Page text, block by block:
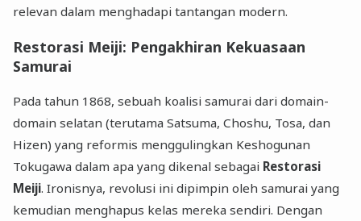
relevan dalam menghadapi tantangan modern.
Restorasi Meiji: Pengakhiran Kekuasaan
Samurai
Pada tahun 1868, sebuah koalisi samurai dari domain-
domain selatan (terutama Satsuma, Choshu, Tosa, dan
Hizen) yang reformis menggulingkan Keshogunan
Tokugawa dalam apa yang dikenal sebagai Restorasi
Meiji. Ironisnya, revolusi ini dipimpin oleh samurai yang
kemudian menghapus kelas mereka sendiri. Dengan